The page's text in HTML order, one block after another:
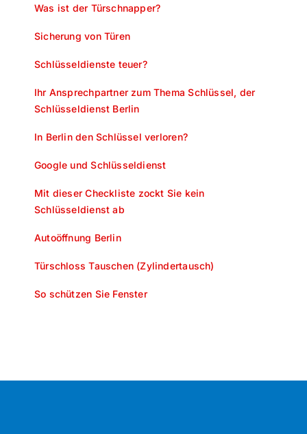
Was ist der Türschnapper?
Sicherung von Türen
Schlüsseldienste teuer?
Ihr Ansprechpartner zum Thema Schlüssel, der
Schlüsseldienst Berlin
In Berlin den Schlüssel verloren?
Google und Schlüsseldienst
Mit dieser Checkliste zockt Sie kein
Schlüsseldienst ab
Autoöffnung Berlin
Türschloss Tauschen (Zylindertausch)
So schützen Sie Fenster